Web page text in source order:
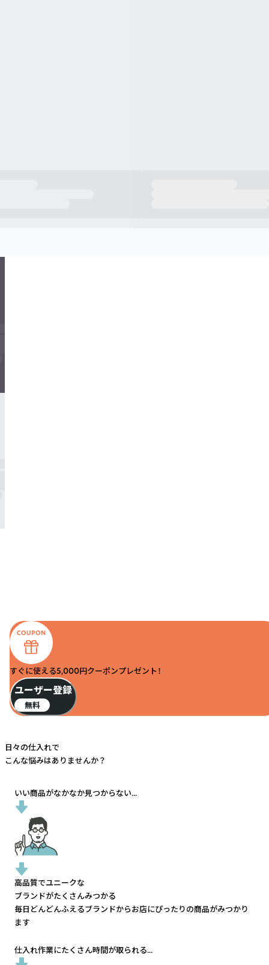
すぐに使える5,000円クーポンプレゼント！
ユーザー登録
無料
日々の仕入れで
こんな悩みはありませんか？
いい商品がなかなか見つからない...
高品質でユニークな
ブランドがたくさんみつかる
毎日どんどんふえるブランドからお店にぴったりの商品がみつかり
ます
仕入れ作業にたくさん時間が取られる...